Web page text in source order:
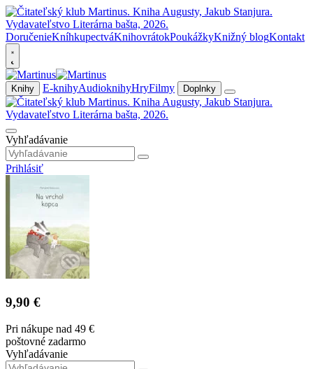
DoručenieKníhkupectváKnihovrátokPoukážkyKnižný blogKontakt
Knihy E-knihyAudioknihyHryFilmy Doplnky
Vyhľadávanie
Prihlásiť
9,90 €
Pri nákupe nad 49 €
poštovné zadarmo
Vyhľadávanie